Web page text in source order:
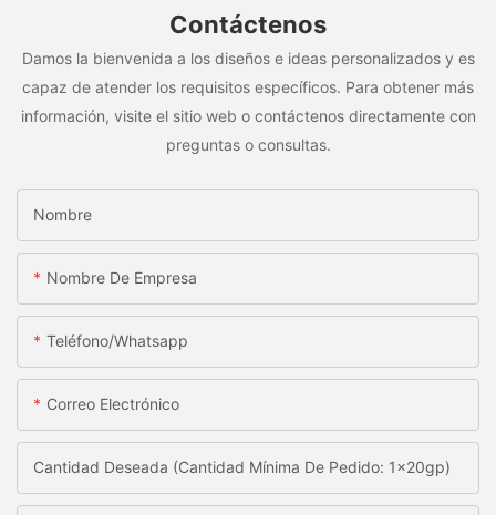
Contáctenos
Damos la bienvenida a los diseños e ideas personalizados y es
capaz de atender los requisitos específicos. Para obtener más
información, visite el sitio web o contáctenos directamente con
preguntas o consultas.
Nombre
Nombre De Empresa
Teléfono/whatsapp
Correo Electrónico
Cantidad Deseada (Cantidad Mínima De Pedido: 1x20gp)